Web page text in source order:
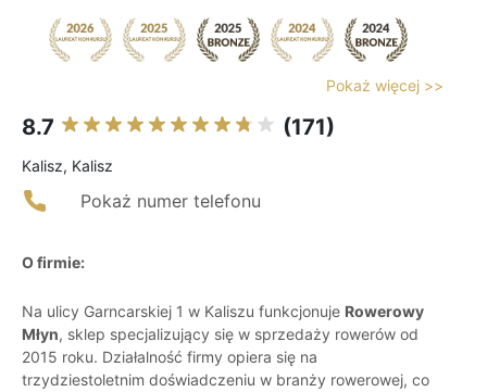
Pokaż więcej >>
8.7 (171)
Kalisz, Kalisz
Pokaż numer telefonu
O firmie:
Na ulicy Garncarskiej 1 w Kaliszu funkcjonuje Rowerowy
Młyn, sklep specjalizujący się w sprzedaży rowerów od
2015 roku. Działalność firmy opiera się na
trzydziestoletnim doświadczeniu w branży rowerowej, co